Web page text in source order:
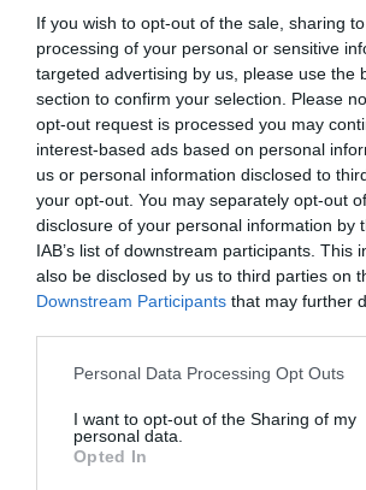
If you wish to opt-out of the sale, sharing
processing of your personal or sensitive
targeted advertising by us, please use the
section to confirm your selection. Please
opt-out request is processed you may
interest-based ads based on personal
us or personal information disclosed to
your opt-out. You may separately opt-out
disclosure of your personal information by
IAB’s list of downstream participants. This
also be disclosed by us to third parties on
Downstream Participants that may further
Personal Data Processing Opt Outs
I want to opt-out of the Sharing of my
personal data.
Opted In
aposta
Diagonal'
14 de febrer de
RÀNQUING
Les
valorades:
o Madrid?
13 de febrer de
"Les pimes
12 de febrer de